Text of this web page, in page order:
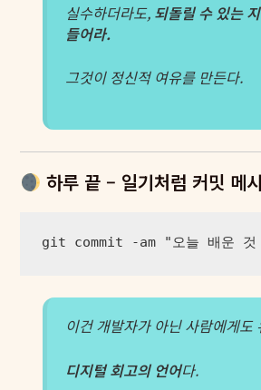
실수하더라도, 되돌릴 수 있는
들어라.
그것이 정신적 여유를 만든다.
하루 끝 – 일기처럼 커밋 메
git commit -am "오늘 배운 것
이건 개발자가 아닌 사람에게도
디지털 회고의 언어다.